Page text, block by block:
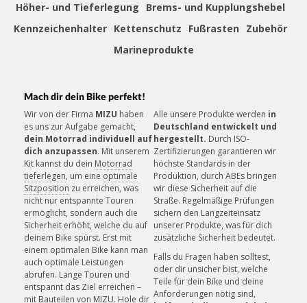
Montageanleitung (PDF)
ZAHLUNGSSICHERHEIT
Mehrere sichere Zahlungsmethoden
KUNDENSERVICE
Unsere Mitarbeiter helfen gerne!
Höher- und Tieferlegung
Brems- und Kupplungshebel
Kennzeichenhalter
Kettenschutz Fußrasten
Zubehör
Marineprodukte
Mach dir dein Bike perfekt!
Wir von der Firma MIZU haben
es uns zur Aufgabe gemacht,
dein Motorrad individuell auf
dich anzupassen. Mit unserem
Kit kannst du dein Motorrad
tieferlegen, um eine optimale
Sitzposition zu erreichen, was
nicht nur entspannte Touren
ermöglicht, sondern auch die
Sicherheit erhöht, welche du auf
deinem Bike spürst. Erst mit
einem optimalen Bike kann man
auch optimale Leistungen
abrufen. Lange Touren und
entspannt das Ziel erreichen –
mit Bauteilen von MIZU. Hole dir
Alle unsere Produkte werden in
Deutschland entwickelt und
hergestellt. Durch ISO-
Zertifizierungen garantieren wir
höchste Standards in der
Produktion, durch ABEs bringen
wir diese Sicherheit auf die
Straße. Regelmäßige Prüfungen
sichern den Langzeiteinsatz
unserer Produkte, was für dich
zusätzliche Sicherheit bedeutet.
Falls du Fragen haben solltest,
oder dir unsicher bist, welche
Teile für dein Bike und deine
Anforderungen nötig sind,